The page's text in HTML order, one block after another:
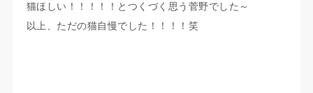
猫ほしい！！！！！とつくづく思う菅野でした～
以上、ただの猫自慢でした！！！！笑